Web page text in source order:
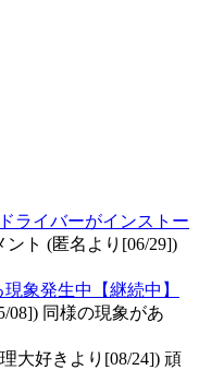
ライバーがインストー
ント (匿名より[06/29])
現象発生中【継続中】
08]) 同様の現象があ
大好きより[08/24]) 頑